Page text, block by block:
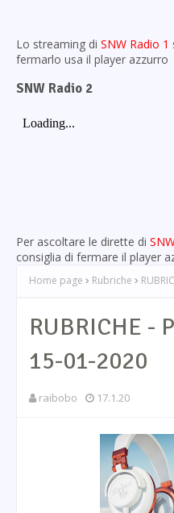
Lo streaming di SNW Radio 1
fermarlo usa il player azzurro
SNW Radio 2
Per ascoltare le dirette di
consiglia di fermare il player
Home page Rubriche
RUBRICHE -
15-01-2020
raibobo 17.1.20